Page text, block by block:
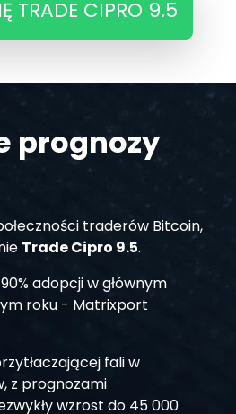
TRADE CIPRO 9.5
prognozy
traderów Bitcoin,
Trade Cipro 9.5.
adopcji w głównym
roku - Matrixport
fali w
z prognozami
wzrost do 45 000